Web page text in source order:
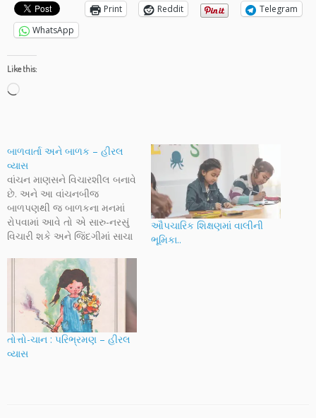
Print Reddit
Telegram
WhatsApp
Like this:
Loading…
બાળવાર્તા અને બાળક – હીરલ
વ્યાસ
વાંચન માણસને વિચારશીલ બનાવે
છે. અને આ વાંચનબીજ
બાળપણથી જ બાળકના મનમાં
રોપવામાં આવે તો એ સારુ-નરસું
વિચારી શકે અને જિંદગીમાં સાચા
પણ જ્યારે બાળક નાનું હોય કે
વાંચતા શીખ્યું ન હોય ત્યારે માતા-
પિતા કે ઘરના બીજા સભ્યોના
મોઢેથી કહેવાતી બાળવાર્તાઓ
એક નવું વિશ્વ બાળક…
ઔપચારિક શિક્ષણમાં વાલીની
ભૂમિકા..
તોત્તો-ચાન : પરિભ્રમણ – હીરલ
વ્યાસ